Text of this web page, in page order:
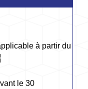
à partir du
le 30